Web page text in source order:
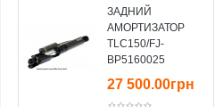
ЗАДНИЙ
АМОРТИЗАТОР
TLC150/FJ-
BP5160025
27 500.00грн